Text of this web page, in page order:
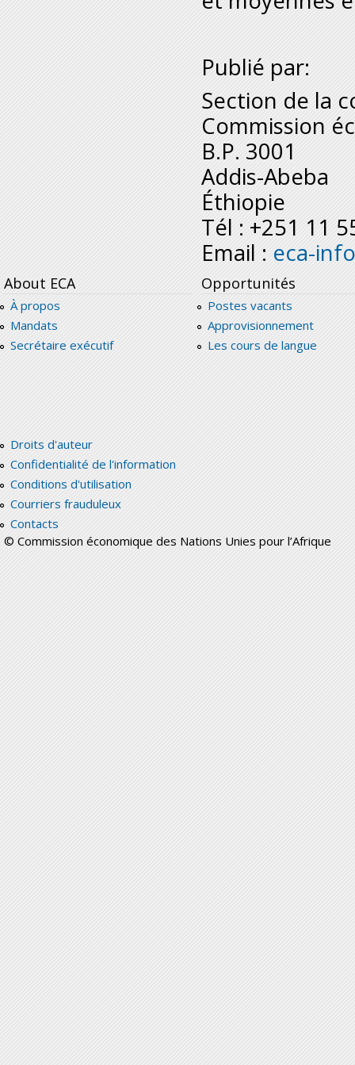
Publié par:
Section de la
Commission
B.P. 3001
Addis-Abeba
Éthiopie
Tél : +251 11
Email : eca-
About ECA
À propos
Mandats
Secrétaire exécutif
Opportunités
Postes vacants
Approvisionnement
Les cours de langue
Droits d'auteur
Confidentialité de l'information
Conditions d'utilisation
Courriers frauduleux
Contacts
© Commission économique des Nations Unies pour l’Afrique